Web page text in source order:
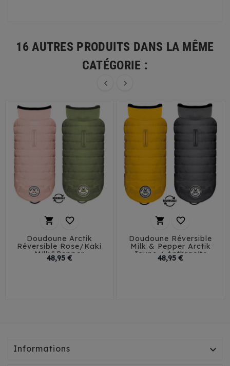
16 AUTRES PRODUITS DANS LA MÊME
CATÉGORIE :
 
 
Doudoune Arctik
Réversible Rose/Kaki
Milk&Pepper
48,95 €Prix
 
Doudoune Réversible
Milk & Pepper Arctik
Jaune / Anthracite
48,95 €
Informations 